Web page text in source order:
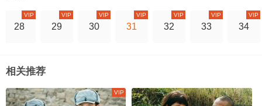
28
VIP
29
VIP
30
VIP
31
VIP
32
VIP
33
VIP
34
VIP
相关推荐